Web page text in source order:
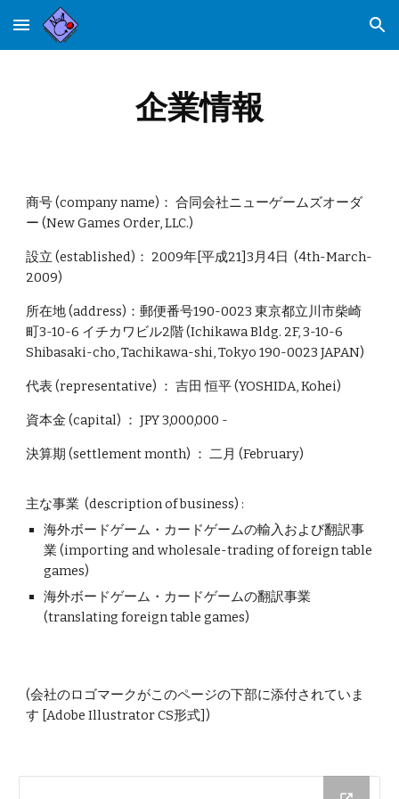
Skip to main content Skip to navigation
企業情報
商号 (company name)： 合同会社ニューゲームズオーダ
ー (New Games Order, LLC.)
設立 (established)： 2009年[平成21]3月4日 (4th-March-
2009)
所在地 (address)：郵便番号190-0023 東京都立川市柴崎
町3-10-6 イチカワビル2階 (Ichikawa Bldg. 2F, 3-10-6
Shibasaki-cho, Tachikawa-shi, Tokyo 190-0023 JAPAN)
代表 (representative) ： 吉田 恒平 (YOSHIDA, Kohei)
資本金 (capital) ： JPY 3,000,000 -
決算期 (settlement month) ： 二月 (February)
主な事業 (description of business) :
海外ボードゲーム・カードゲームの輸入および翻訳事
業 (importing and wholesale-trading of foreign table
games)
海外ボードゲーム・カードゲームの翻訳事業
(translating foreign table games)
(会社のロゴマークがこのページの下部に添付されていま
す [Adobe Illustrator CS形式])